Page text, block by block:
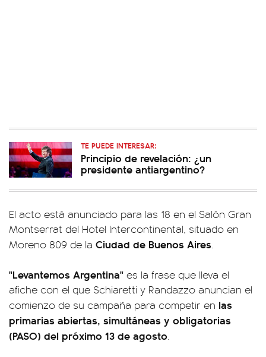
TE PUEDE INTERESAR:
Principio de revelación: ¿un
presidente antiargentino?
El acto está anunciado para las 18 en el Salón Gran
Montserrat del Hotel Intercontinental, situado en
Moreno 809 de la Ciudad de Buenos Aires.
"Levantemos Argentina" es la frase que lleva el
afiche con el que Schiaretti y Randazzo anuncian el
comienzo de su campaña para competir en las
primarias abiertas, simultáneas y obligatorias
(PASO) del próximo 13 de agosto.